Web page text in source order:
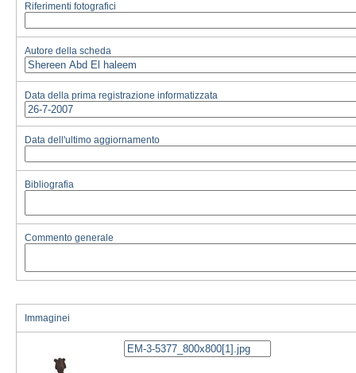
Riferimenti fotografici
Autore della scheda
Data della prima registrazione informatizzata
Data dell'ultimo aggiornamento
Bibliografia
Commento generale
Immaginei